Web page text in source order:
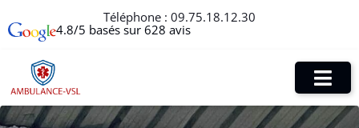
Téléphone : 09.75.18.12.30
4.8/5 basés sur 628 avis